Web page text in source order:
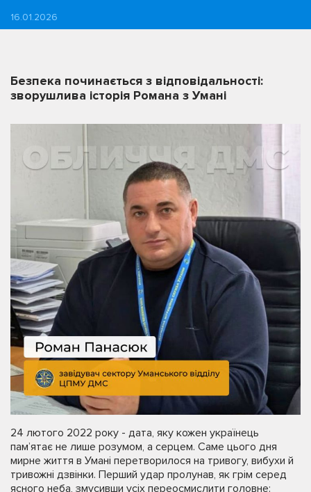
16.01.2026
Безпека починається з відповідальності:
зворушлива історія Романа з Умані
24 лютого 2022 року - дата, яку кожен українець
пам’ятає не лише розумом, а серцем. Саме цього дня
мирне життя в Умані перетворилося на тривогу, вибухи й
тривожні дзвінки. Перший удар пролунав, як грім серед
ясного неба, змусивши усіх переосмислити головне: